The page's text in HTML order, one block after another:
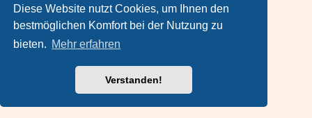
Diese Website nutzt Cookies, um Ihnen den
bestmöglichen Komfort bei der Nutzung zu
bieten. Mehr erfahren
Verstanden!